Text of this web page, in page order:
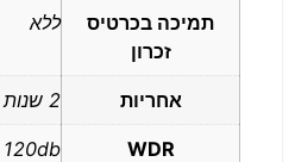
תמיכה בכרטיס
זכרון
ללא
אחריות 2 שנות אחריות
WDR
120db